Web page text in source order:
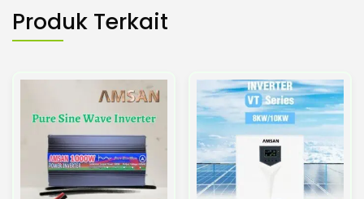
Produk Terkait